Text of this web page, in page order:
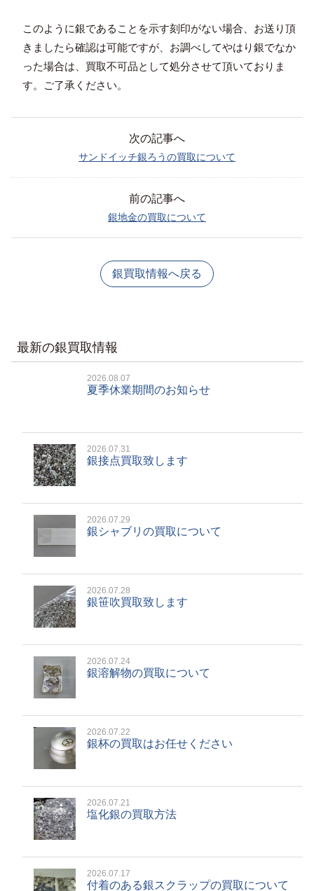
このように銀であることを示す刻印がない場合、お送り頂
きましたら確認は可能ですが、お調べしてやはり銀でなか
った場合は、買取不可品として処分させて頂いておりま
す。ご了承ください。
次の記事へ
サンドイッチ銀ろうの買取について
前の記事へ
銀地金の買取について
銀買取情報へ戻る
最新の銀買取情報
2026.08.07
夏季休業期間のお知らせ
2026.07.31
銀接点買取致します
2026.07.29
銀シャブリの買取について
2026.07.28
銀笹吹買取致します
2026.07.24
銀溶解物の買取について
2026.07.22
銀杯の買取はお任せください
2026.07.21
塩化銀の買取方法
2026.07.17
付着のある銀スクラップの買取について